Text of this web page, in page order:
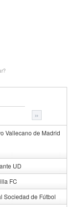
»
Vallecano de Madrid
UD
FC
Sociedad de Fútbol